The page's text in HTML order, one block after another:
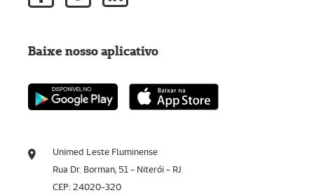
Unimed Leste Fluminense
Rua Dr. Borman, 51 - Niterói - RJ
CEP: 24020-320
Baixe nosso aplicativo